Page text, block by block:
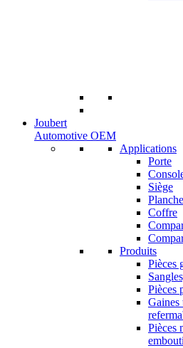
Joubert
Automotive OEM
Applications
Porte
Siège
Coffre
Produits
Pièces
Pièces
Gaines
Pièces